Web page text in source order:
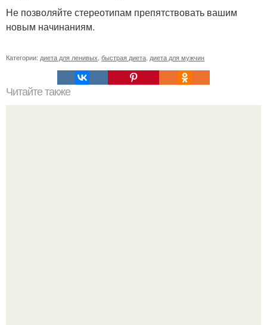
Не позволяйте стереотипам препятствовать вашим
новым начинаниям.
Категории: диета для ленивых, быстрая диета, диета для мужчин
Читайте также